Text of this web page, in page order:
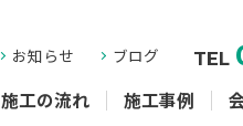
お知らせ ブログ TEL
施工の流れ 施工事例